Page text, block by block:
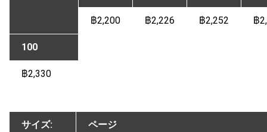
฿2,200 ฿2,226 ฿2,252 ฿
100
฿2,330
サイズ:
ページ